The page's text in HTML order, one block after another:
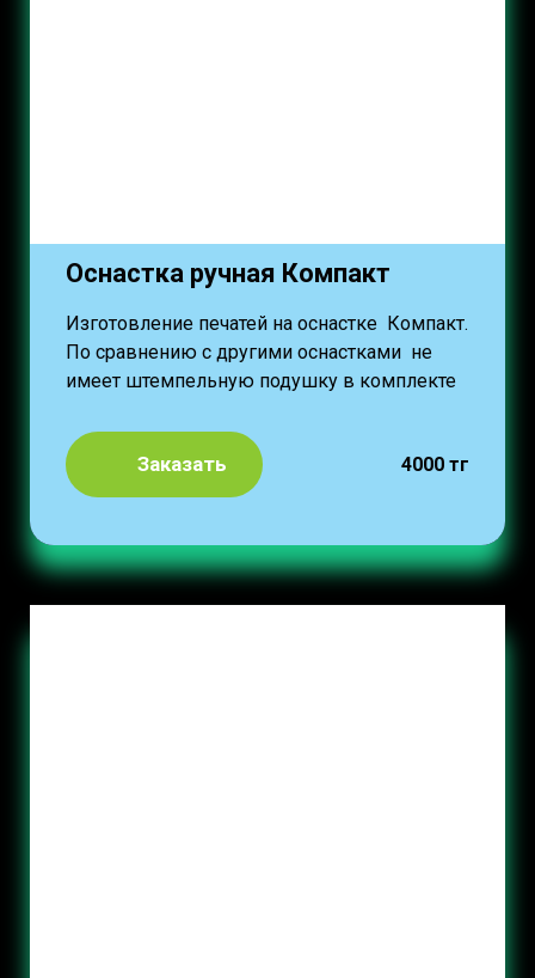
Оснастка ручная Компакт
Изготовление печатей на оснастке Компакт.
По сравнению с другими оснастками не
имеет штемпельную подушку в комплекте
Заказать 4000 тг